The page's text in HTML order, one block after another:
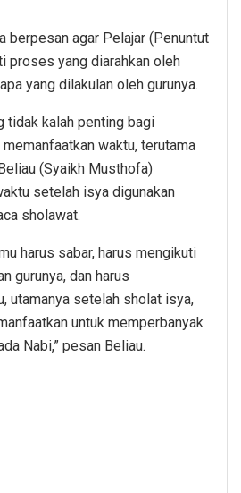
berpesan agar Pelajar (Penuntut
proses yang diarahkan oleh
yang dilakulan oleh gurunya.
tidak kalah penting bagi
waktu, terutama
(Syaikh Musthofa)
setelah isya digunakan
sholawat.
harus sabar, harus mengikuti
gurunya, dan harus
utamanya setelah sholat isya,
untuk memperbanyak
Nabi,” pesan Beliau.